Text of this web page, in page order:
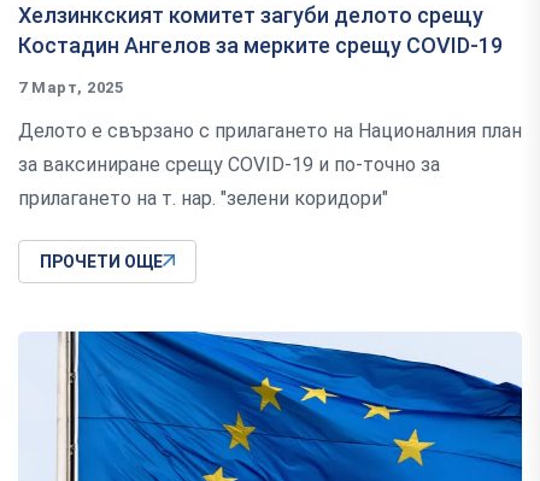
Хелзинкският комитет загуби делото срещу
Костадин Ангелов за мерките срещу COVID-19
7 Март, 2025
Делото е свързано с прилагането на Националния план
за ваксиниране срещу COVID-19 и по-точно за
прилагането на т. нар. "зелени коридори"
ПРОЧЕТИ ОЩЕ